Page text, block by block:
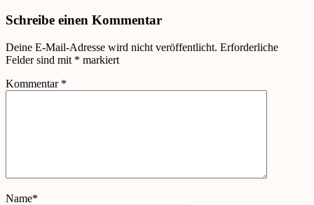
Schreibe einen Kommentar
Deine E-Mail-Adresse wird nicht veröffentlicht. Erforderliche
Felder sind mit * markiert
Kommentar *
Name*